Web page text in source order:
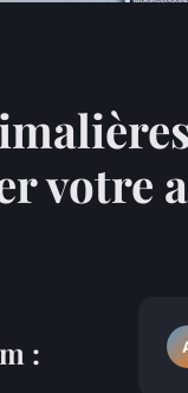
votre
: